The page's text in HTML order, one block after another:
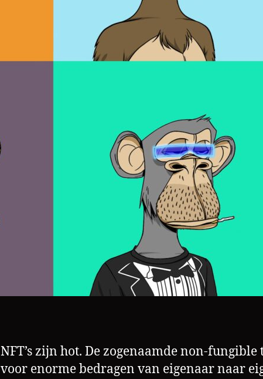
NFT’s zijn hot. De zogenaamde non-fungible
voor enorme bedragen van eigenaar naar